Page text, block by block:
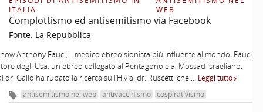
ITALIA
WEB
Complottismo ed antisemitismo via Facebook
Fonte: La Repubblica
Anthony Fauci, il medico ebreo sionista più influente al mondo. Fauci
degli Usa, un ebreo collegato al Pentagono e al Mossad israeliano.
dr. Gallo ha rubato la ricerca sull’Hiv al dr. Ruscetti che … Leggi tutto
antisemitismo nel web antivaccinismo cospirativismo